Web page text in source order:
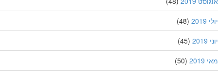
(48)
(45)
(50)